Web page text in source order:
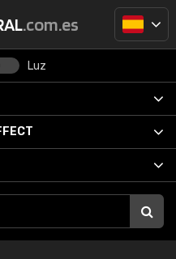
.com.es
Luz